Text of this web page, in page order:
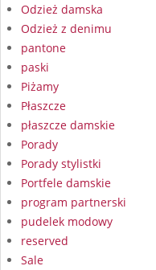
Odzież damska
Odzież z denimu
pantone
paski
Piżamy
Płaszcze
płaszcze damskie
Porady
Porady stylistki
Portfele damskie
program partnerski
pudelek modowy
reserved
Sale